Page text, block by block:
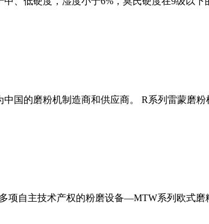
国的磨粉机制造商和供应商。 R系列雷蒙磨
项自主技术产权的粉磨设备—MTW系列欧式